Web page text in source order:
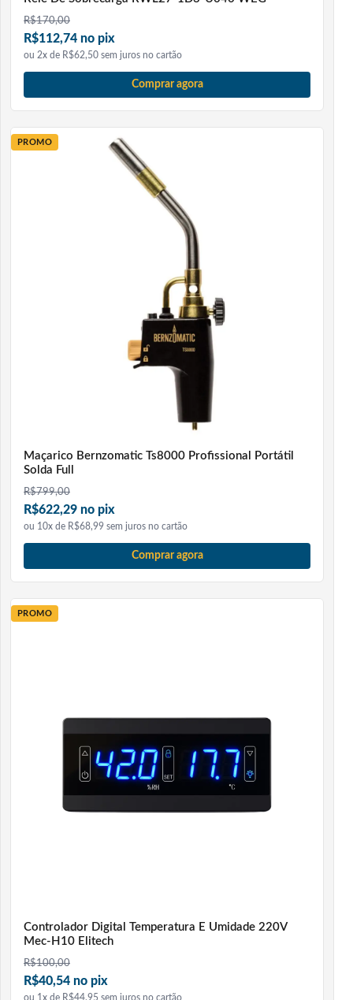
R$170,00
R$112,74 no pix
ou 2x de R$62,50 sem juros no cartão
Comprar agora
PROMO
Maçarico Bernzomatic Ts8000 Profissional Portátil
Solda Full
R$799,00
R$622,29 no pix
ou 10x de R$68,99 sem juros no cartão
Comprar agora
PROMO
Controlador Digital Temperatura E Umidade 220V
Mec-H10 Elitech
R$100,00
R$40,54 no pix
ou 1x de R$44,95 sem juros no cartão